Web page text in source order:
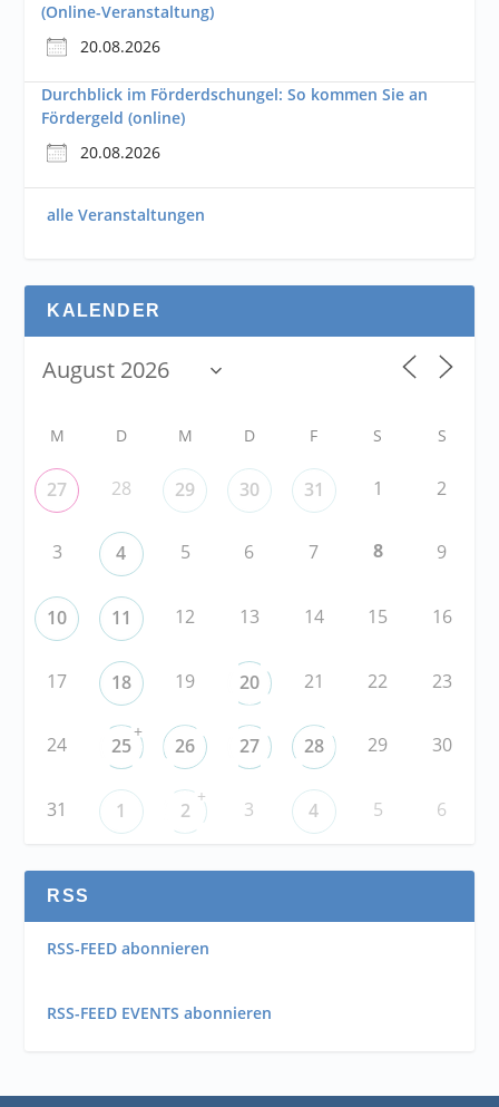
(Online-Veranstaltung)
20.08.2026
Durchblick im Förderdschungel: So kommen Sie an
Fördergeld (online)
20.08.2026
alle Veranstaltungen
KALENDER
M D M D F S S
27 28 29 30 31 1 2
3 4 5 6 7 8 9
10 11 12 13 14 15 16
17 18 19 20 21 22 23
24 25
+
26 27 28 29 30
31 1 2
+
3 4 5 6
RSS
RSS-FEED abonnieren
RSS-FEED EVENTS abonnieren